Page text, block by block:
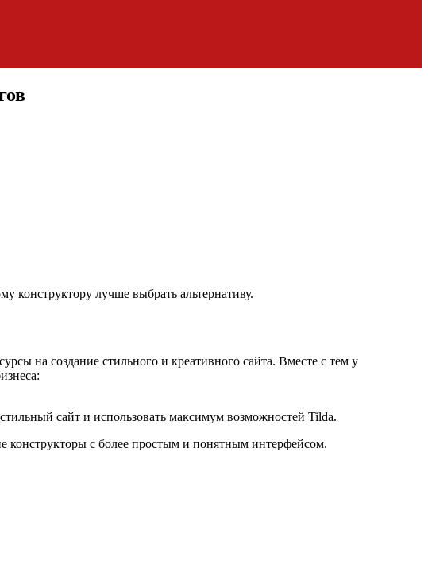
конструктору лучше выбрать альтернативу.
на создание стильного и креативного сайта. Вместе с тем у
сайт и использовать максимум возможностей Tilda.
конструкторы с более простым и понятным интерфейсом.